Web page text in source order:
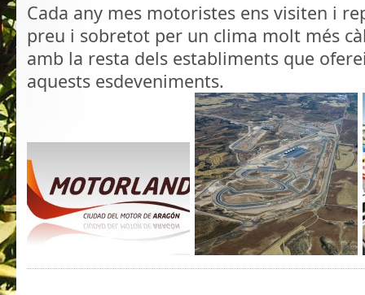
Cada any mes motoristes ens visiten i
preu i sobretot per un clima molt més
amb la resta dels establiments que
aquests esdeveniments.